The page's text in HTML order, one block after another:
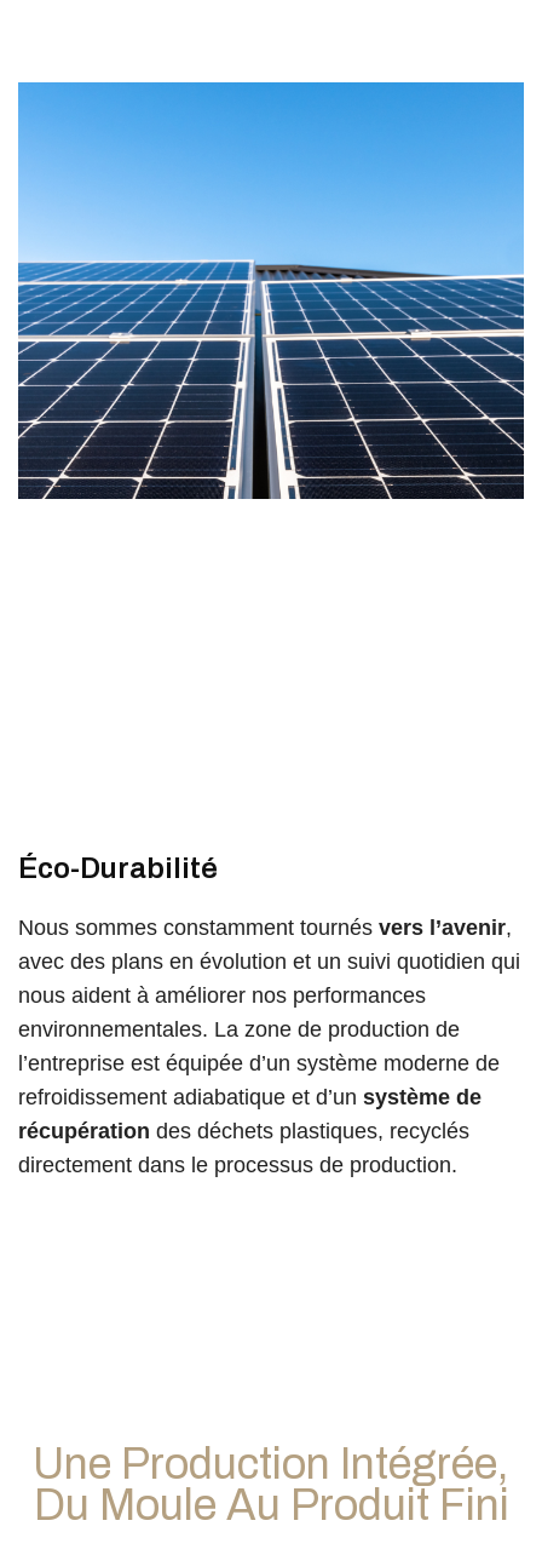
Éco-Durabilité
Nous sommes constamment tournés vers l’avenir,
avec des plans en évolution et un suivi quotidien qui
nous aident à améliorer nos performances
environnementales. La zone de production de
l’entreprise est équipée d’un système moderne de
refroidissement adiabatique et d’un système de
récupération des déchets plastiques, recyclés
directement dans le processus de production.
Une Production Intégrée,
Du Moule Au Produit Fini